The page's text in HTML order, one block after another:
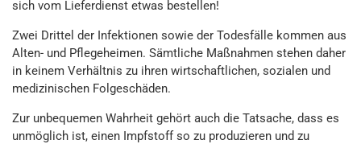
sich vom Lieferdienst etwas bestellen!
Zwei Drittel der Infektionen sowie der Todesfälle kommen aus
Alten- und Pflegeheimen. Sämtliche Maßnahmen stehen daher
in keinem Verhältnis zu ihren wirtschaftlichen, sozialen und
medizinischen Folgeschäden.
Zur unbequemen Wahrheit gehört auch die Tatsache, dass es
unmöglich ist, einen Impfstoff so zu produzieren und zu